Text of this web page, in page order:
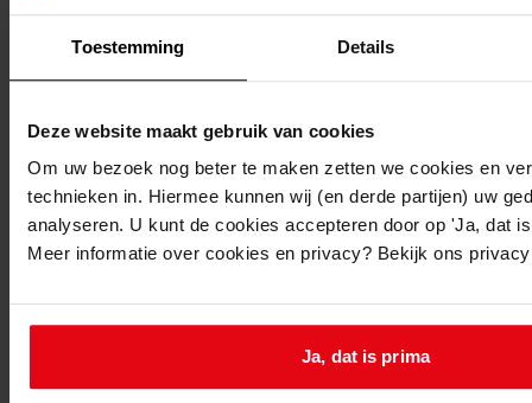
Toestemming Details
Deze website maakt gebruik van cookies
Om uw bezoek nog beter te maken zetten we cookies en
technieken in. Hiermee kunnen wij (en derde partijen) uw
analyseren. U kunt de cookies accepteren door op 'Ja, dat
Meer informatie over cookies en privacy? Bekijk ons
Ja, dat is prima
U kunt dit stuk / deze stukken in origineel raadplegen
in de studiezaal van het Westfries Archief (WFA).
U heeft daarvoor de volgende gegevens nodig:
Archiefnummer: 0319